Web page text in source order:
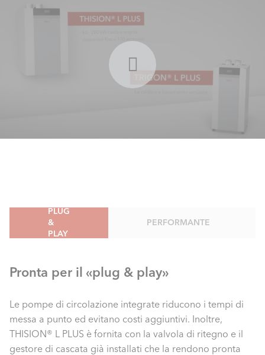
PLUG
&
PLAY
PERFORMANTE
Pronta per il «plug & play»
Le pompe di circolazione integrate riducono i tempi di
messa a punto ed evitano costi aggiuntivi. Inoltre,
THISION® L PLUS è fornita con la valvola di ritegno e il
gestore di cascata già installati che la rendono pronta